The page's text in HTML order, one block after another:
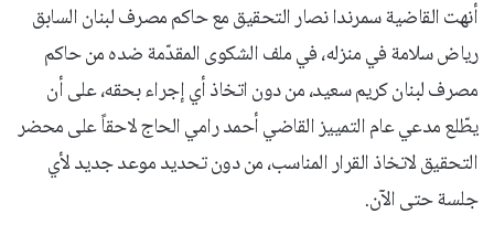
أنهت القاضية سمرندا نصار التحقيق مع حاكم مصرف لبنان السابق
رياض سلامة في منزله، في ملف الشكوى المقدّمة ضده من حاكم
مصرف لبنان كريم سعيد، من دون اتخاذ أي إجراء بحقه، على أن
يطّلع مدعي عام التمييز القاضي أحمد رامي الحاج لاحقاً على محضر
التحقيق لاتخاذ القرار المناسب، من دون تحديد موعد جديد لأي
جلسة حتى الآن.